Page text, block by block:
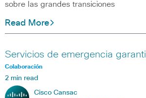
sobre las grandes transiciones
Read More
Servicios de emergencia
Colaboración
2 min read
Cisco Cansac